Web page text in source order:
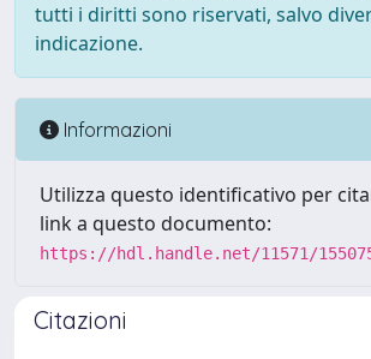
tutti i diritti sono riservati, salvo
indicazione.
Informazioni
Utilizza questo identificativo per
link a questo documento:
https://hdl.handle.net/11571/
Citazioni